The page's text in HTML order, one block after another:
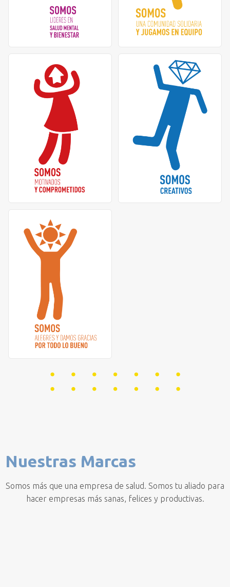
Nuestras Marcas
Somos más que una empresa de salud. Somos tu aliado para
hacer empresas más sanas, felices y productivas.